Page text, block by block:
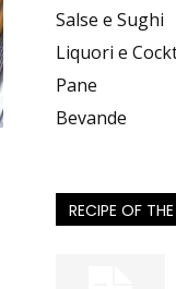
Salse e Sughi
Liquori e
Pane
Bevande
RECIPE OF